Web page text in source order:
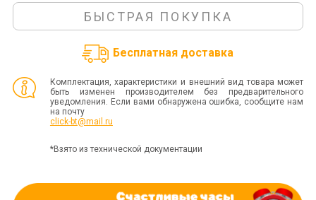
БЫСТРАЯ ПОКУПКА
Бесплатная доставка
Комплектация, характеристики и внешний вид товара может
быть изменен производителем без предварительного
уведомления. Если вами обнаружена ошибка, сообщите нам
на почту
click-bt@mail.ru
*Взято из технической документации